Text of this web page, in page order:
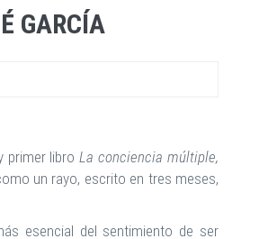
GARCÍA
primer libroLa conciencia múltiple,
un rayo, escrito en tres meses,
esencial del sentimiento de ser